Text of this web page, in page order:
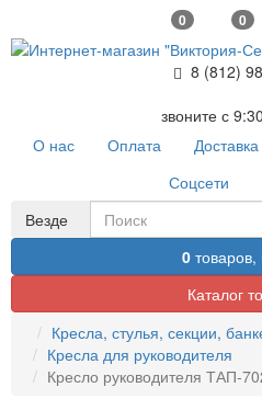
0 0
8 (812)
звоните с
О нас
Оплата Доставка
Соцсети
Везде
0товаров,
Каталог
Кресла, стулья, секции,
Кресла для руководителя
Кресло руководителя ТАП-